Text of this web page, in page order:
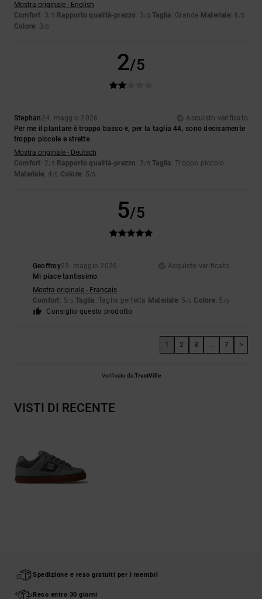
Mostra originale - English
Comfort: 3/5 Rapporto qualità-prezzo : 3/5 Taglia: Grande Materiale: 4 /5
Colore: 3/5
2/5
Stephan 24. maggio 2026
Acquisto verificato
Per me il plantare è troppo basso e, per la taglia 44, sono decisamente
troppo piccole e strette
Mostra originale - Deutsch
Comfort: 2/5 Rapporto qualità-prezzo : 3/5 Taglia: Troppo piccolo
Materiale: 4/5 Colore: 5/5
5/5
Geoffroy23. maggio 2026
Acquisto verificato
Mi piace tantissimo
Mostra originale - Français
Comfort: 5/5 Taglia: Taglia perfetta Materiale: 5 /5 Colore: 5 /5
Consiglio questo prodotto
1 2 3 ... 7 >
Verificato daTrustVille
VISTI DI RECENTE
Spedizione e reso gratuiti per i membri
Reso entro 30 giorni